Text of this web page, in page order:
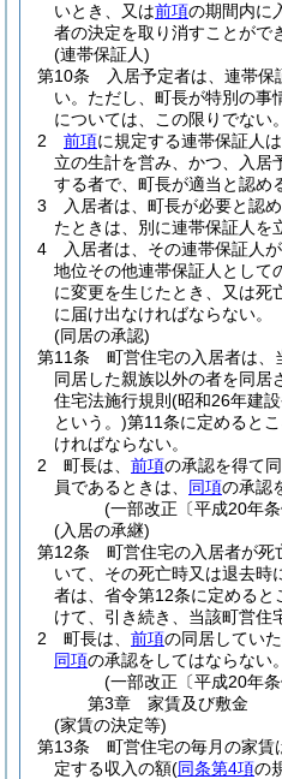
いとき、又は前項の期間内に
者の決定を取り消すことがで
(連帯保証人)
第10条
入居予定者は、連帯
い。 ただし、町長が特別の事
については、この限りでない。
2
前項に規定する連帯保証人
立の生計を営み、かつ、入居
する者で、町長が適当と認め
3
入居者は、町長が必要と認
たときは、別に連帯保証人を
4
入居者は、その連帯保証人
地位その他連帯保証人として
に変更を生じたとき、又は死
に届け出なければならない。
(同居の承認)
第11条
町営住宅の入居者は、
同居した親族以外の者を同居
住宅法施行規則 (昭和26年建
という。)第11条に定めると
ければならない。
2
町長は、 前項の承認を得て
員であるときは、 同項の承認
(一部改正〔平成20年
(入居の承継)
第12条
町営住宅の入居者が死
いて、その死亡時又は退去時
者は、省令第12条に定める
けて、引き続き、当該町営住
2
町長は、 前項の同居してい
同項の承認をしてはならない。
(一部改正〔平成20年
第3章
家賃及び敷金
(家賃の決定等)
第13条
町営住宅の毎月の家賃
定する収入の額(同条第4項の